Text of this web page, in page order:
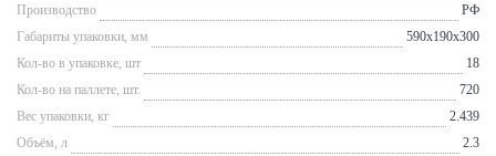
Производство
РФ
Габариты упаковки, мм
590x190x300
Кол-во в упаковке, шт
18
Кол-во на паллете, шт.
720
Вес упаковки, кг
2.439
Объём, л
2.3